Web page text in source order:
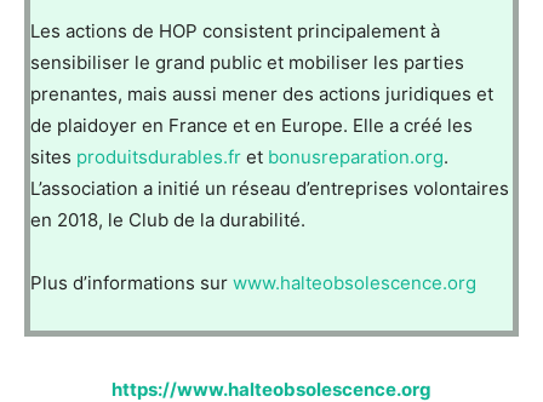
Les actions de HOP consistent principalement à
sensibiliser le grand public et mobiliser les parties
prenantes, mais aussi mener des actions juridiques et
de plaidoyer en France et en Europe. Elle a créé les
sites produitsdurables.fr et bonusreparation.org.
L’association a initié un réseau d’entreprises volontaires
en 2018, le Club de la durabilité.
Plus d’informations sur www.halteobsolescence.org
https://www.halteobsolescence.org